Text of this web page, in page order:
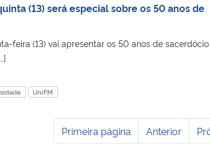
(13) será especial sobre os 50 anos de
feira (13) vai apresentar os 50 anos de
UniFM
Primeira página Anterior